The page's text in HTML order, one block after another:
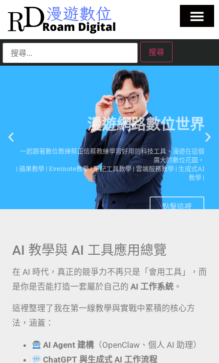
漫遊網路數位世界
一起跟著數位教練蔡正信蔡教練學習好用的科技工具、漫遊在這個
廣大的數位花園。
| 蘋果教學 | Evernote教學 | 筆記工具教學 | 雲端服務教學 | 生成式AI
教學 |
點擊這裡
AI 教學與 AI 工具應用總覽
在 AI 時代，真正的競爭力不再只是「會用工具」，而
是你是否能打造一套屬於自己的 AI 工作系統 。
這裡整理了我在第一線教學與實戰中累積的核心方
法，涵蓋：
AI Agent 建構 （OpenClaw、個人 AI 助理）
ChatGPT 與生成式 AI 工作流程